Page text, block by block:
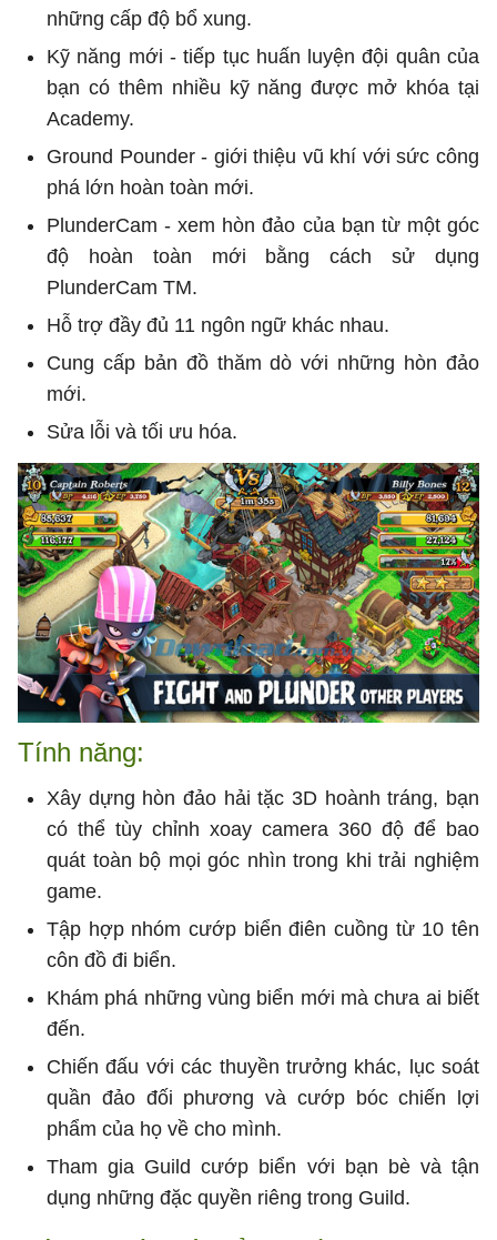
những cấp độ bổ xung.
Kỹ năng mới - tiếp tục huấn luyện đội quân của
bạn có thêm nhiều kỹ năng được mở khóa tại
Academy.
Ground Pounder - giới thiệu vũ khí với sức công
phá lớn hoàn toàn mới.
PlunderCam - xem hòn đảo của bạn từ một góc
độ hoàn toàn mới bằng cách sử dụng
PlunderCam TM.
Hỗ trợ đầy đủ 11 ngôn ngữ khác nhau.
Cung cấp bản đồ thăm dò với những hòn đảo
mới.
Sửa lỗi và tối ưu hóa.
Tính năng:
Xây dựng hòn đảo hải tặc 3D hoành tráng, bạn
có thể tùy chỉnh xoay camera 360 độ để bao
quát toàn bộ mọi góc nhìn trong khi trải nghiệm
game.
Tập hợp nhóm cướp biển điên cuồng từ 10 tên
côn đồ đi biển.
Khám phá những vùng biển mới mà chưa ai biết
đến.
Chiến đấu với các thuyền trưởng khác, lục soát
quần đảo đối phương và cướp bóc chiến lợi
phẩm của họ về cho mình.
Tham gia Guild cướp biển với bạn bè và tận
dụng những đặc quyền riêng trong Guild.